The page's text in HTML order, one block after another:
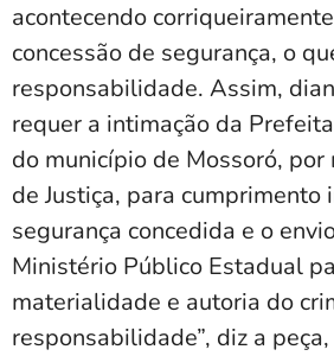
acontecendo
concessão de segurança, o
responsabilidade. Assim,
requer a intimação da
do município de Mossoró,
de Justiça, para cumprimento
segurança concedida e o
Ministério Público Estadual
materialidade e autoria do
responsabilidade”, diz a